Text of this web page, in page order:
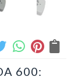
600: